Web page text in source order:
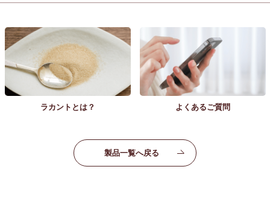
ラカントとは？ よくあるご質問
製品一覧へ戻る